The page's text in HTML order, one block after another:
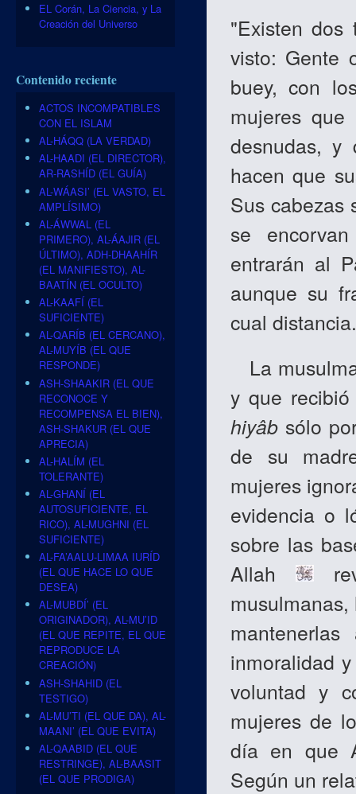
"Existen
visto: Gente
buey, con
mujeres
desnudas, y
hacen que
Sus cabezas
se
entrarán al
aunque su
cual
La
y que
hiyâbsólo
de su
mujeres
evidencia o
sobre las
Allah
inmoralidad
voluntad y
mujeres de
día en que
Según un
EL Corán, La Ciencia, y La
Creación del Universo
Contenido reciente
ACTOS INCOMPATIBLES
CON EL ISLAM
AL-HÁQQ (LA VERDAD)
AL-HAADI (EL DIRECTOR),
AR-RASHÍD (EL GUÍA)
AL-WÁASI’ (EL VASTO, EL
AMPLÍSIMO)
AL-ÁWWAL (EL
PRIMERO), AL-ÁAJIR (EL
ÚLTIMO), ADH-DHAAHÍR
(EL MANIFIESTO), AL-
BAATÍN (EL OCULTO)
AL-KAAFÍ (EL
SUFICIENTE)
AL-QARÍB (EL CERCANO),
AL-MUYÍB (EL QUE
RESPONDE)
ASH-SHAAKIR (EL QUE
RECONOCE Y
RECOMPENSA EL BIEN),
ASH-SHAKUR (EL QUE
APRECIA)
AL-HALÍM (EL
TOLERANTE)
AL-GHANÍ (EL
AUTOSUFICIENTE, EL
RICO), AL-MUGHNI (EL
SUFICIENTE)
AL-FA’AALU-LIMAA IURÍD
(EL QUE HACE LO QUE
DESEA)
AL-MUBDÍ’ (EL
ORIGINADOR), AL-MU’ID
(EL QUE REPITE, EL QUE
REPRODUCE LA
CREACIÓN)
ASH-SHAHID (EL
TESTIGO)
AL-MU’TI (EL QUE DA), AL-
MAANI’ (EL QUE EVITA)
AL-QAABID (EL QUE
RESTRINGE), AL-BAASIT
(EL QUE PRODIGA)